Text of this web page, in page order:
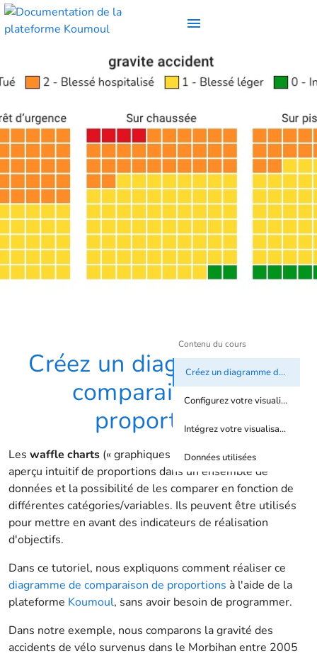
Contenu du cours
Créez un diagramme de comparaison de proportions
Configurez votre visualisation
Intégrez votre visualisation à votre site
Données utilisées
Créez un diagramme de
comparaison de
proportions
Les waffle charts (« graphiques en gaufre ») offrent un
aperçu intuitif de proportions dans un ensemble de
données et la possibilité de les comparer en fonction de
différentes catégories/variables. Ils peuvent être utilisés
pour mettre en avant des indicateurs de réalisation
d'objectifs.
Dans ce tutoriel, nous expliquons comment réaliser ce
diagramme de comparaison de proportions à l'aide de la
plateforme Koumoul, sans avoir besoin de programmer.
Dans notre exemple, nous comparons la gravité des
accidents de vélo survenus dans le Morbihan entre 2005